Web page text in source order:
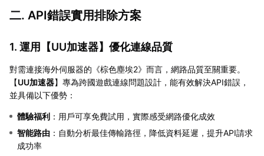
二. API錯誤實用排除方案
1. 運用【UU加速器】優化連線品質
對需連接海外伺服器的《棕色塵埃2》而言，網路品質至關重要。
【UU加速器】專為跨國遊戲連線問題設計，能有效解決API錯誤，
並具備以下優勢：
體驗福利 ：用戶可享免費試用，實際感受網路優化成效
智能路由 ：自動分析最佳傳輸路徑，降低資料延遲，提升API請求
成功率